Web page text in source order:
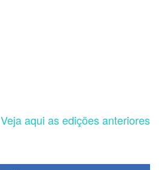
Veja aqui as edições anteriores